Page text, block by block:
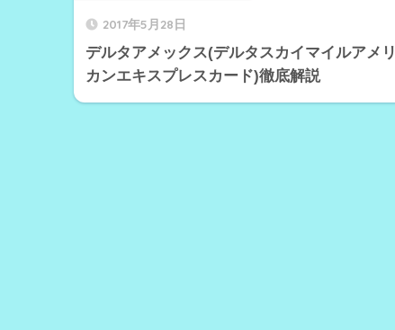
2017年5月28日
デルタアメックス(デルタスカイマイルアメリ
カンエキスプレスカード)徹底解説